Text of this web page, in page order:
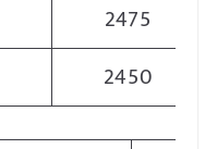
2475
2450